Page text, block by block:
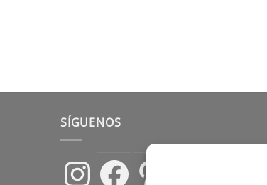
SÍGUENOS
InstagramFacebookPinterest